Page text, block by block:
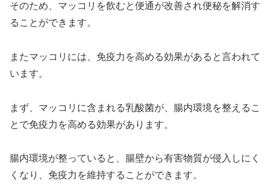
そのため、マッコリを飲むと便通が改善され便秘を解消す
ることができます。
またマッコリには、免疫力を高める効果があると言われて
います。
まず、マッコリに含まれる乳酸菌が、腸内環境を整えるこ
とで免疫力を高める効果があります。
腸内環境が整っていると、腸壁から有害物質が侵入しにく
くなり、免疫力を維持することができます。